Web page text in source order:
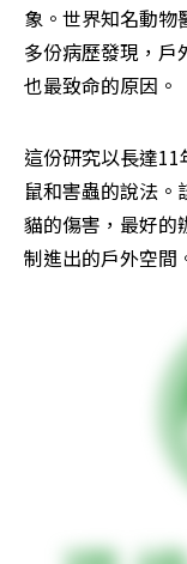
象。世界知名動物
多份病歷發現，戶
也最致命的原因。
這份研究以長達
鼠和害蟲的說法
貓的傷害，最好的
制進出的戶外空間